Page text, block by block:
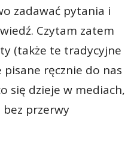
zadawać pytania i
Czytam zatem
(także te tradycyjne
ręcznie do nas
się dzieje w mediach,
bez przerwy